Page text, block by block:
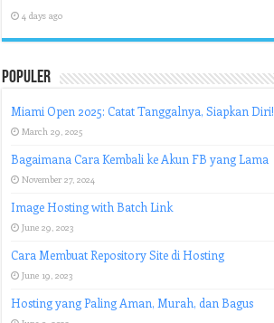
4 days ago
Populer
Miami Open 2025: Catat Tanggalnya, Siapkan Diri!
March 29, 2025
Bagaimana Cara Kembali ke Akun FB yang Lama
November 27, 2024
Image Hosting with Batch Link
June 29, 2023
Cara Membuat Repository Site di Hosting
June 19, 2023
Hosting yang Paling Aman, Murah, dan Bagus